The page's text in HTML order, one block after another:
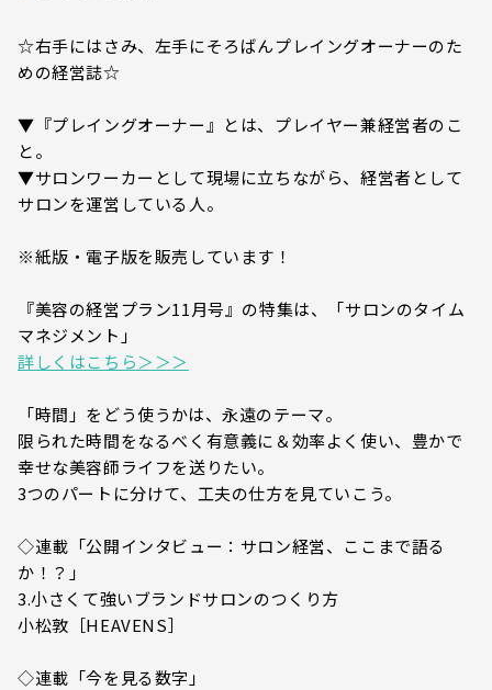
☆右手にはさみ、左手にそろばんプレイングオーナーのた
めの経営誌☆
▼『プレイングオーナー』とは、プレイヤー兼経営者のこ
と。
▼サロンワーカーとして現場に立ちながら、経営者として
サロンを運営している人。
※紙版・電子版を販売しています！
『美容の経営プラン11月号』の特集は、「サロンのタイム
マネジメント」
詳しくはこちら＞＞＞
「時間」をどう使うかは、永遠のテーマ。
限られた時間をなるべく有意義に＆効率よく使い、豊かで
幸せな美容師ライフを送りたい。
3つのパートに分けて、工夫の仕方を見ていこう。
◇連載「公開インタビュー：サロン経営、ここまで語る
か！？」
3.小さくて強いブランドサロンのつくり方
小松敦［HEAVENS］
◇連載「今を見る数字」